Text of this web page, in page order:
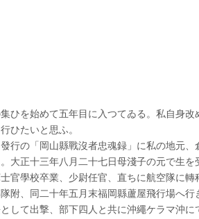
ひを始めて五年目に入つてゐる。私自身
ひたいと思ふ。
行の「岡山縣戰沒者忠魂録」に私の地元
大正十三年八月二十七日母淺子の元で生
官學校卒業、少尉任官、直ちに航空隊に
附、同二十年五月末福岡縣蘆屋飛行場へ
して出撃、部下四人と共に沖繩ケラマ沖